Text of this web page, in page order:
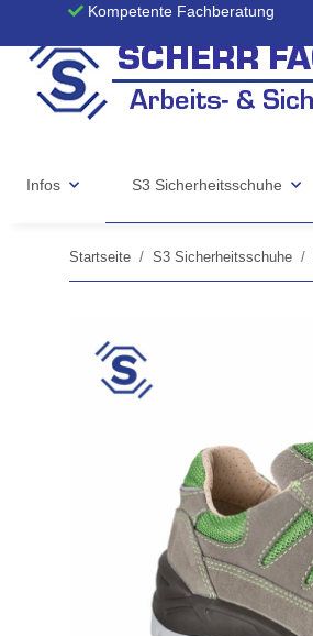
Kompetente Fachberatung
Infos S3 Sicherheitsschuhe
Startseite S3 Sicherheitsschuhe